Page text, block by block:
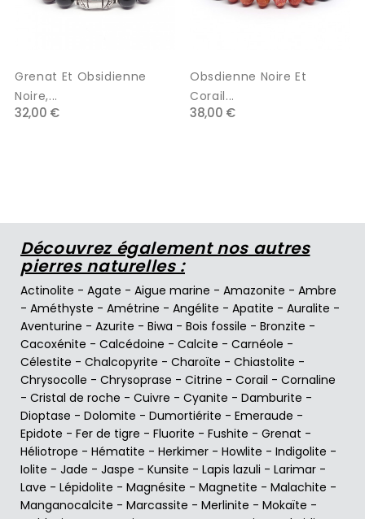
Grenat Et Obsidienne
Noire,...
32,00 €
Obsdienne Noire Et
Corail...
38,00 €
Découvrez également nos autres
pierres naturelles :
Actinolite - Agate - Aigue marine - Amazonite - Ambre
- Améthyste - Amétrine - Angélite - Apatite - Auralite -
Aventurine - Azurite - Biwa - Bois fossile - Bronzite -
Cacoxénite - Calcédoine - Calcite - Carnéole -
Célestite - Chalcopyrite - Charoïte - Chiastolite -
Chrysocolle - Chrysoprase - Citrine - Corail - Cornaline
- Cristal de roche - Cuivre - Cyanite - Damburite -
Dioptase - Dolomite - Dumortiérite - Emeraude -
Epidote - Fer de tigre - Fluorite - Fushite - Grenat -
Héliotrope - Hématite - Herkimer - Howlite - Indigolite -
Iolite - Jade - Jaspe - Kunsite - Lapis lazuli - Larimar -
Lave - Lépidolite - Magnésite - Magnetite - Malachite -
Manganocalcite - Marcassite - Merlinite - Mokaïte -